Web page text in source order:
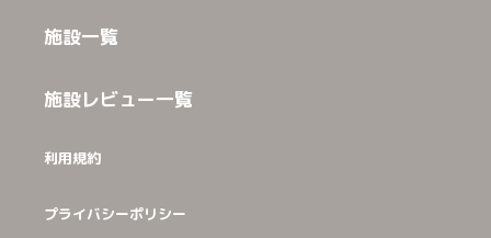
施設一覧
施設レビュー一覧
利用規約
プライバシーポリシー